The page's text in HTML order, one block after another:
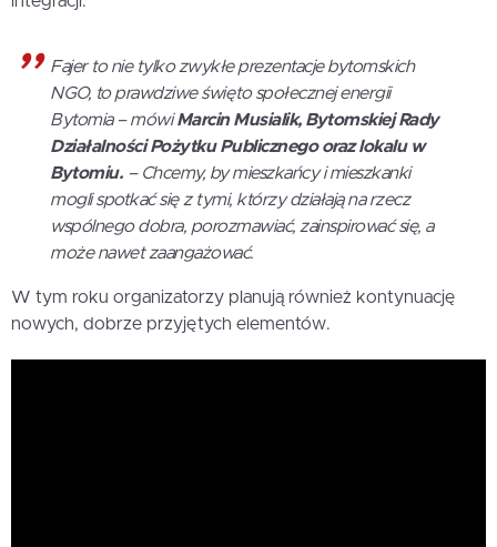
Fajer to nie tylko zwykłe prezentacje bytomskich
NGO, to prawdziwe święto społecznej energii
Bytomia – mówiMarcin Musialik, Bytomskiej Rady
Działalności Pożytku Publicznego oraz lokalu w
Bytomiu. – Chcemy, by mieszkańcy i mieszkanki
mogli spotkać się z tymi, którzy działają na rzecz
wspólnego dobra, porozmawiać, zainspirować się, a
może nawet zaangażować.
W tym roku organizatorzy planują również kontynuację
nowych, dobrze przyjętych elementów.